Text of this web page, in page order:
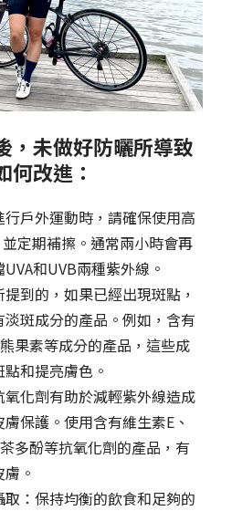
，未做好防曬所導致
何改進：
戶外運動時，請確保使用高
定期補擦。通常兩小時會再
和UVB兩種紫外線。
到的，如果已經出現斑點，
斑成分的產品。例如，含有
果素等成分的產品，這些成
和提亮膚色。
化劑有助於減輕紫外線造成
保護。使用含有維生素E、
多酚等抗氧化劑的產品，有
。
：保持均衡的飲食和足夠的